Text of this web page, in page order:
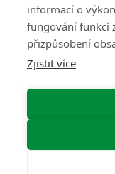
informací o
fungování funkcí
přizpůsobení
Zjistit více
Můj Účet